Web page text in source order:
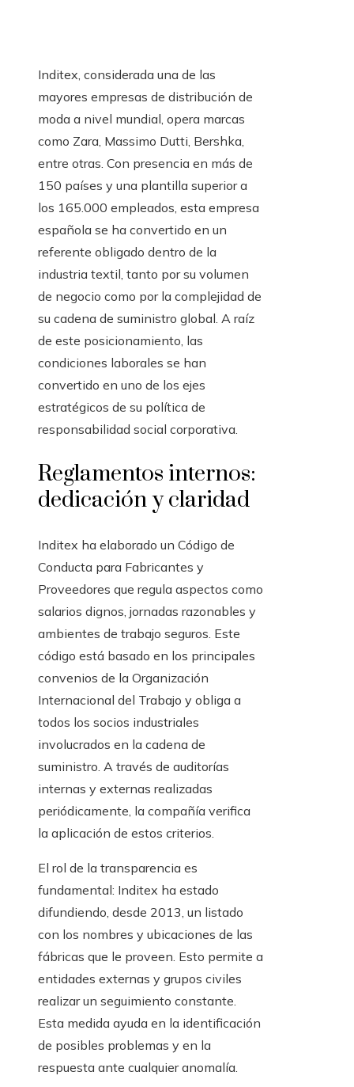
Inditex, considerada una de las
mayores empresas de distribución de
moda a nivel mundial, opera marcas
como Zara, Massimo Dutti, Bershka,
entre otras. Con presencia en más de
150 países y una plantilla superior a
los 165.000 empleados, esta empresa
española se ha convertido en un
referente obligado dentro de la
industria textil, tanto por su volumen
de negocio como por la complejidad de
su cadena de suministro global. A raíz
de este posicionamiento, las
condiciones laborales se han
convertido en uno de los ejes
estratégicos de su política de
responsabilidad social corporativa.
Reglamentos internos:
dedicación y claridad
Inditex ha elaborado un Código de
Conducta para Fabricantes y
Proveedores que regula aspectos como
salarios dignos, jornadas razonables y
ambientes de trabajo seguros. Este
código está basado en los principales
convenios de la Organización
Internacional del Trabajo y obliga a
todos los socios industriales
involucrados en la cadena de
suministro. A través de auditorías
internas y externas realizadas
periódicamente, la compañía verifica
la aplicación de estos criterios.
El rol de la transparencia es
fundamental: Inditex ha estado
difundiendo, desde 2013, un listado
con los nombres y ubicaciones de las
fábricas que le proveen. Esto permite a
entidades externas y grupos civiles
realizar un seguimiento constante.
Esta medida ayuda en la identificación
de posibles problemas y en la
respuesta ante cualquier anomalía.